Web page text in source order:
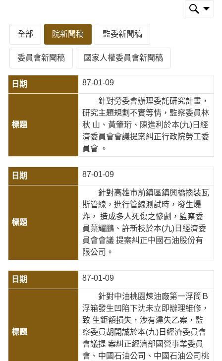
全部 院新聞稿 監委新聞稿
委員會新聞稿 國家人權委員會新聞稿
87-01-09
針對勞委會辦理委託研究計畫，
研究主題規劃不實等情，監察委員林
秋 山、黃肇珩、陳進利於本(九)日經
濟委員會會議提案糾正行政院勞工委
員會 。
87-01-09
針對高雄市前鎮區鎮興橋換裝瓦
斯管線，進行管線測試時，發生爆
炸， 造成多人死傷之慘劇，監察委
員葉耀鵬、許新枝於本(九)日經濟委
員會會議 提案糾正中國石油股份有
限公司。
87-01-09
針對中油桃園煉油廠第一浮筒Ｂ
浮箱發生凹陷下沈未立即辦理維修，
致 生鉅額損失，涉有違失乙案，監
察委員胡開誠於本(九)日經濟委員會
會議提 案糾正經濟部國營事業委員
會、中國石油公司、中國石油公司桃